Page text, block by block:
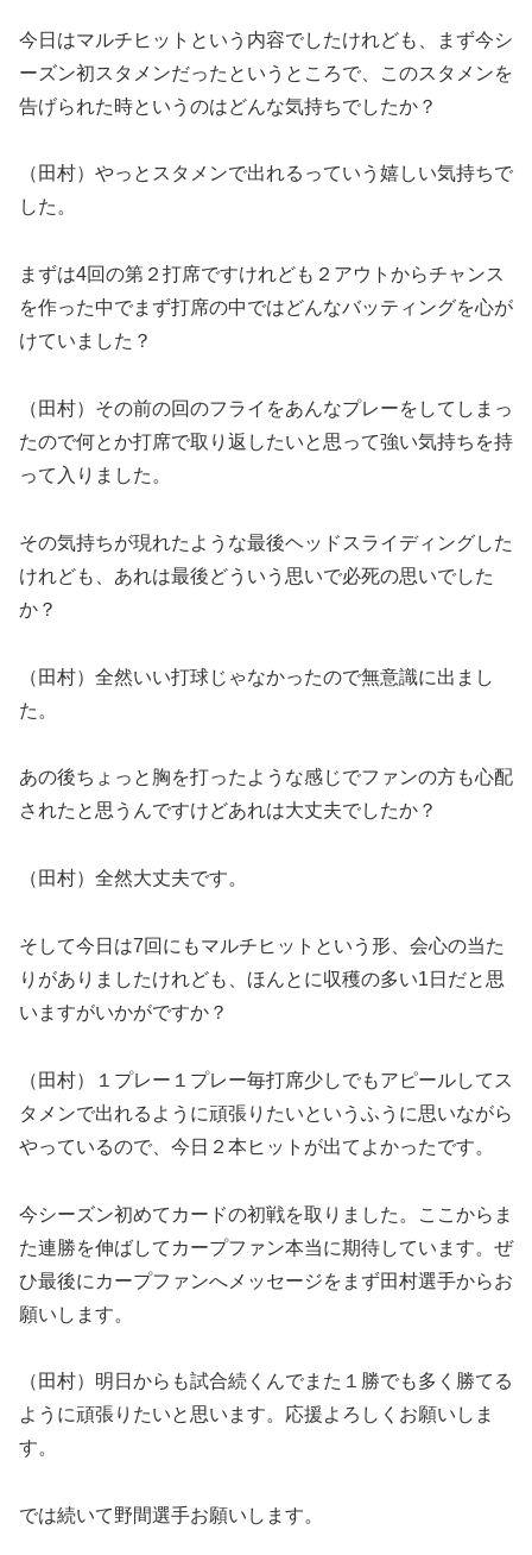
今日はマルチヒットという内容でしたけれども、まず今シ
ーズン初スタメンだったというところで、このスタメンを
告げられた時というのはどんな気持ちでしたか？
（田村）やっとスタメンで出れるっていう嬉しい気持ちで
した。
まずは4回の第２打席ですけれども２アウトからチャンス
を作った中でまず打席の中ではどんなバッティングを心が
けていました？
（田村）その前の回のフライをあんなプレーをしてしまっ
たので何とか打席で取り返したいと思って強い気持ちを持
って入りました。
その気持ちが現れたような最後ヘッドスライディングした
けれども、あれは最後どういう思いで必死の思いでした
か？
（田村）全然いい打球じゃなかったので無意識に出まし
た。
あの後ちょっと胸を打ったような感じでファンの方も心配
されたと思うんですけどあれは大丈夫でしたか？
（田村）全然大丈夫です。
そして今日は7回にもマルチヒットという形、会心の当た
りがありましたけれども、ほんとに収穫の多い1日だと思
いますがいかがですか？
（田村）１プレー１プレー毎打席少しでもアピールしてス
タメンで出れるように頑張りたいというふうに思いながら
やっているので、今日２本ヒットが出てよかったです。
今シーズン初めてカードの初戦を取りました。ここからま
た連勝を伸ばしてカープファン本当に期待しています。ぜ
ひ最後にカープファンへメッセージをまず田村選手からお
願いします。
（田村）明日からも試合続くんでまた１勝でも多く勝てる
ように頑張りたいと思います。応援よろしくお願いしま
す。
では続いて野間選手お願いします。